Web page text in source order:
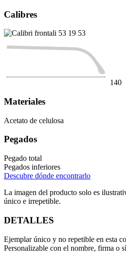
Calibres
53 19 53
140
Materiales
Acetato de celulosa
Pegados
Pegado total
Pegados inferiores
Descubre dónde encontrarlo
La imagen del producto solo es
único e irrepetible.
DETALLES
Ejemplar único y no repetible en esta
Personalizable con el nombre, firma o